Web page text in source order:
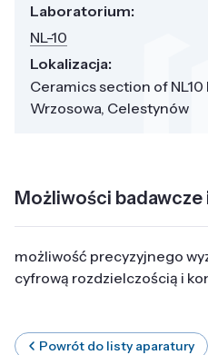
Laboratorium:
NL-10
Lokalizacja:
Ceramics section of NL10
Wrzosowa, Celestynów
Możliwości
możliwość precyzyjnego
cyfrową rozdzielczością i
Powrót do listy aparatury